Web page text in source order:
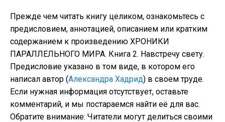
Прежде чем читать книгу целиком, ознакомьтесь с
предисловием, аннотацией, описанием или кратким
содержанием к произведению ХРОНИКИ
ПАРАЛЛЕЛЬНОГО МИРА. Книга 2. Навстречу свету.
Предисловие указано в том виде, в котором его
написал автор (Александра Хадрид) в своем труде.
Если нужная информация отсутствует, оставьте
комментарий, и мы постараемся найти её для вас.
Обратите внимание: Читатели могут делиться своими